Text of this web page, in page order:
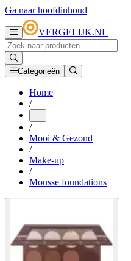
Ga naar hoofdinhoud
VERGELIJK.NL
Categorieën
Home
/
...
/
Mooi & Gezond
/
Make-up
/
Mousse foundations